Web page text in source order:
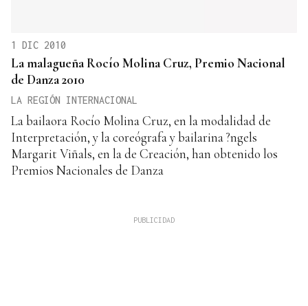
1 DIC 2010
La malagueña Rocío Molina Cruz, Premio Nacional
de Danza 2010
LA REGIÓN INTERNACIONAL
La bailaora Rocío Molina Cruz, en la modalidad de
Interpretación, y la coreógrafa y bailarina ?ngels
Margarit Viñals, en la de Creación, han obtenido los
Premios Nacionales de Danza